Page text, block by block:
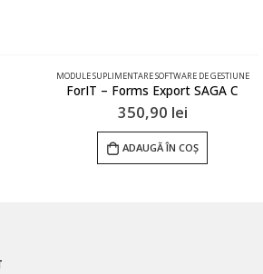
SUPLIMENTARE SOFTWARE DE GESTIUNE
– Forms Export SAGA C